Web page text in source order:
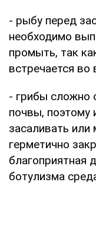
- рыбу перед
необходимо
промыть, так
встречается во
- грибы сложно
почвы, поэтому
засаливать
герметично
благоприятная
ботулизма